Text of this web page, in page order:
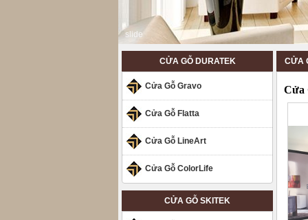
Cửa gỗ Huge
CỬA GỖ DURATEK
Cửa Gỗ Gravo
Cửa Gỗ Flatta
Cửa Gỗ LineArt
Cửa Gỗ ColorLife
CỬA GỖ SKITEK
CỬA
Cửa